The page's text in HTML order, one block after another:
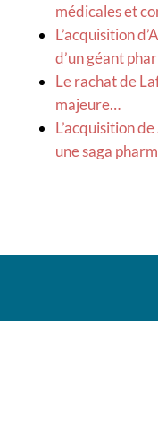
médicales et
L’acquisition
d’un géant
Le rachat de
majeure…
L’acquisition
une saga